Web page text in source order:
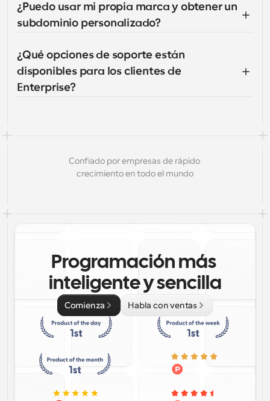
¿Puedo usar mi propia marca y obtener un
subdominio personalizado?
¿Qué opciones de soporte están
disponibles para los clientes de
Enterprise?
Confiado por empresas de rápido
crecimiento en todo el mundo
Programación más
inteligente y sencilla
Comienza Habla con ventas